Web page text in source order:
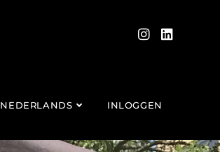
NEDERLANDS INLOGGEN